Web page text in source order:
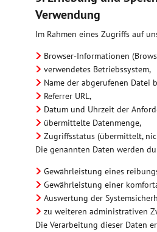
Verwendung
Im Rahmen eines Zugriffs auf
Browser-Informationen
verwendetes Betriebssystem,
Name der abgerufenen Datei
Referrer URL,
Datum und Uhrzeit der
übermittelte Datenmenge,
Zugriffsstatus (übermittelt,
Die genannten Daten werden
Gewährleistung eines
Gewährleistung einer
Auswertung der
zu weiteren administrativen
Die Verarbeitung dieser Daten